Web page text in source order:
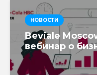
НОВОСТИ
Beviale
вебинар о